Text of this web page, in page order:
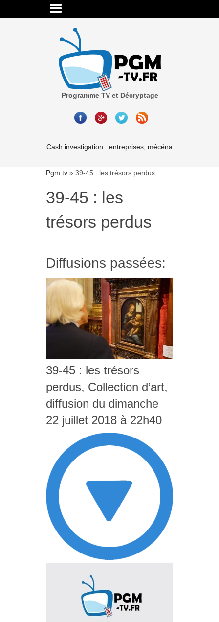
Programme TV et Décryptage
Cash investigation : entreprises, mécénat, associations-
Pgm tv » 39-45 : les trésors perdus
39-45 : les
trésors perdus
Diffusions passées:
39-45 : les trésors
perdus, Collection d’art,
diffusion du dimanche
22 juillet 2018 à 22h40